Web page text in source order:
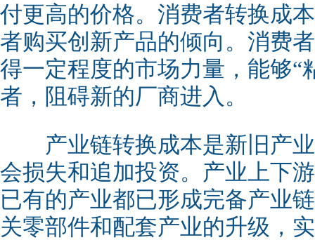
付更高的价格。消费者转换成
者购买创新产品的倾向。消费
得一定程度的市场力量，能够“
者，阻碍新的厂商进入。
产业链转换成本是新旧产业
会损失和追加投资。产业上下
已有的产业都已形成完备产业
关零部件和配套产业的升级，